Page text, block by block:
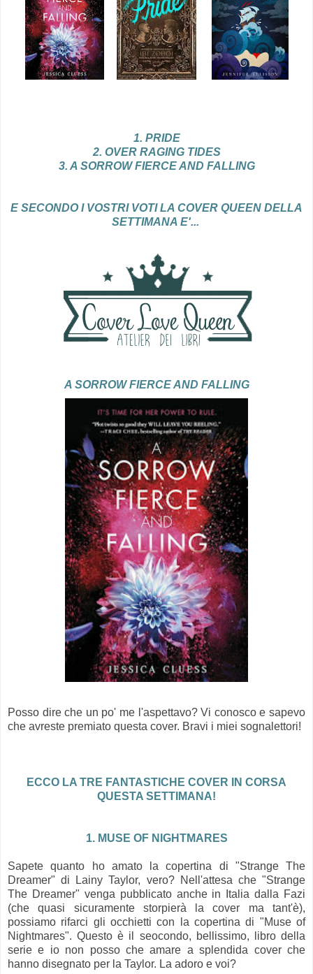
1. PRIDE
2. OVER RAGING TIDES
3. A SORROW FIERCE AND FALLING
E SECONDO I VOSTRI VOTI LA COVER QUEEN DELLA
SETTIMANA E'...
A SORROW FIERCE AND FALLING
Posso dire che un po' me l'aspettavo? Vi conosco e sapevo
che avreste premiato questa cover. Bravi i miei sognalettori!
ECCO LA TRE FANTASTICHE COVER IN CORSA
QUESTA SETTIMANA!
1. MUSE OF NIGHTMARES
Sapete quanto ho amato la copertina di "Strange The
Dreamer" di Lainy Taylor, vero? Nell'attesa che "Strange
The Dreamer" venga pubblicato anche in Italia dalla Fazi
(che quasi sicuramente storpierà la cover ma tant'è),
possiamo rifarci gli occhietti con la copertina di "Muse of
Nightmares". Questo è il seocondo, bellissimo, libro della
serie e io non posso che amare a splendida cover che
hanno disegnato per la Taylor. La adoro e voi?